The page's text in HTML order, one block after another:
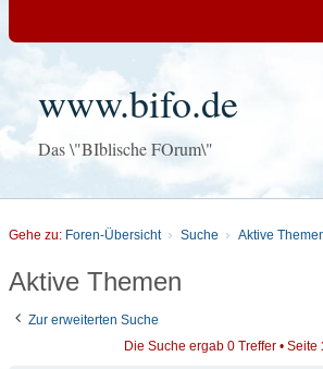
www.bifo.de
Das \"BIblische FOrum\"
Gehe zu: Foren-Übersicht Suche Aktive
Aktive Themen
Zur erweiterten Suche
Die Suche ergab 0 Treffer • Seite